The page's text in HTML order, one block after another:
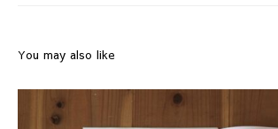
You may also like